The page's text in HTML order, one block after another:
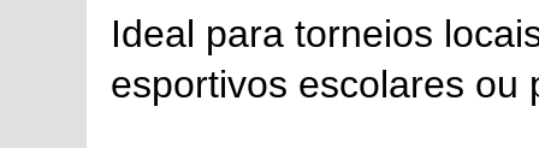
Ideal para torneios
esportivos escolares ou